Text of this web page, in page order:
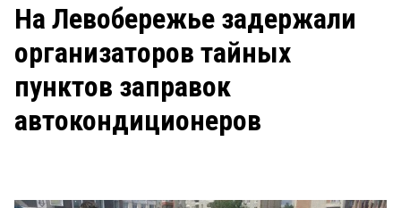
ЗАКОН
НОВОСТИ КОМПАНИЙ
Рейтинги
Блоги
На Левобережье задержали
организаторов тайных
пунктов заправок
автокондиционеров